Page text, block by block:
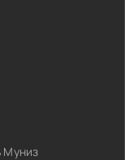
Муниз